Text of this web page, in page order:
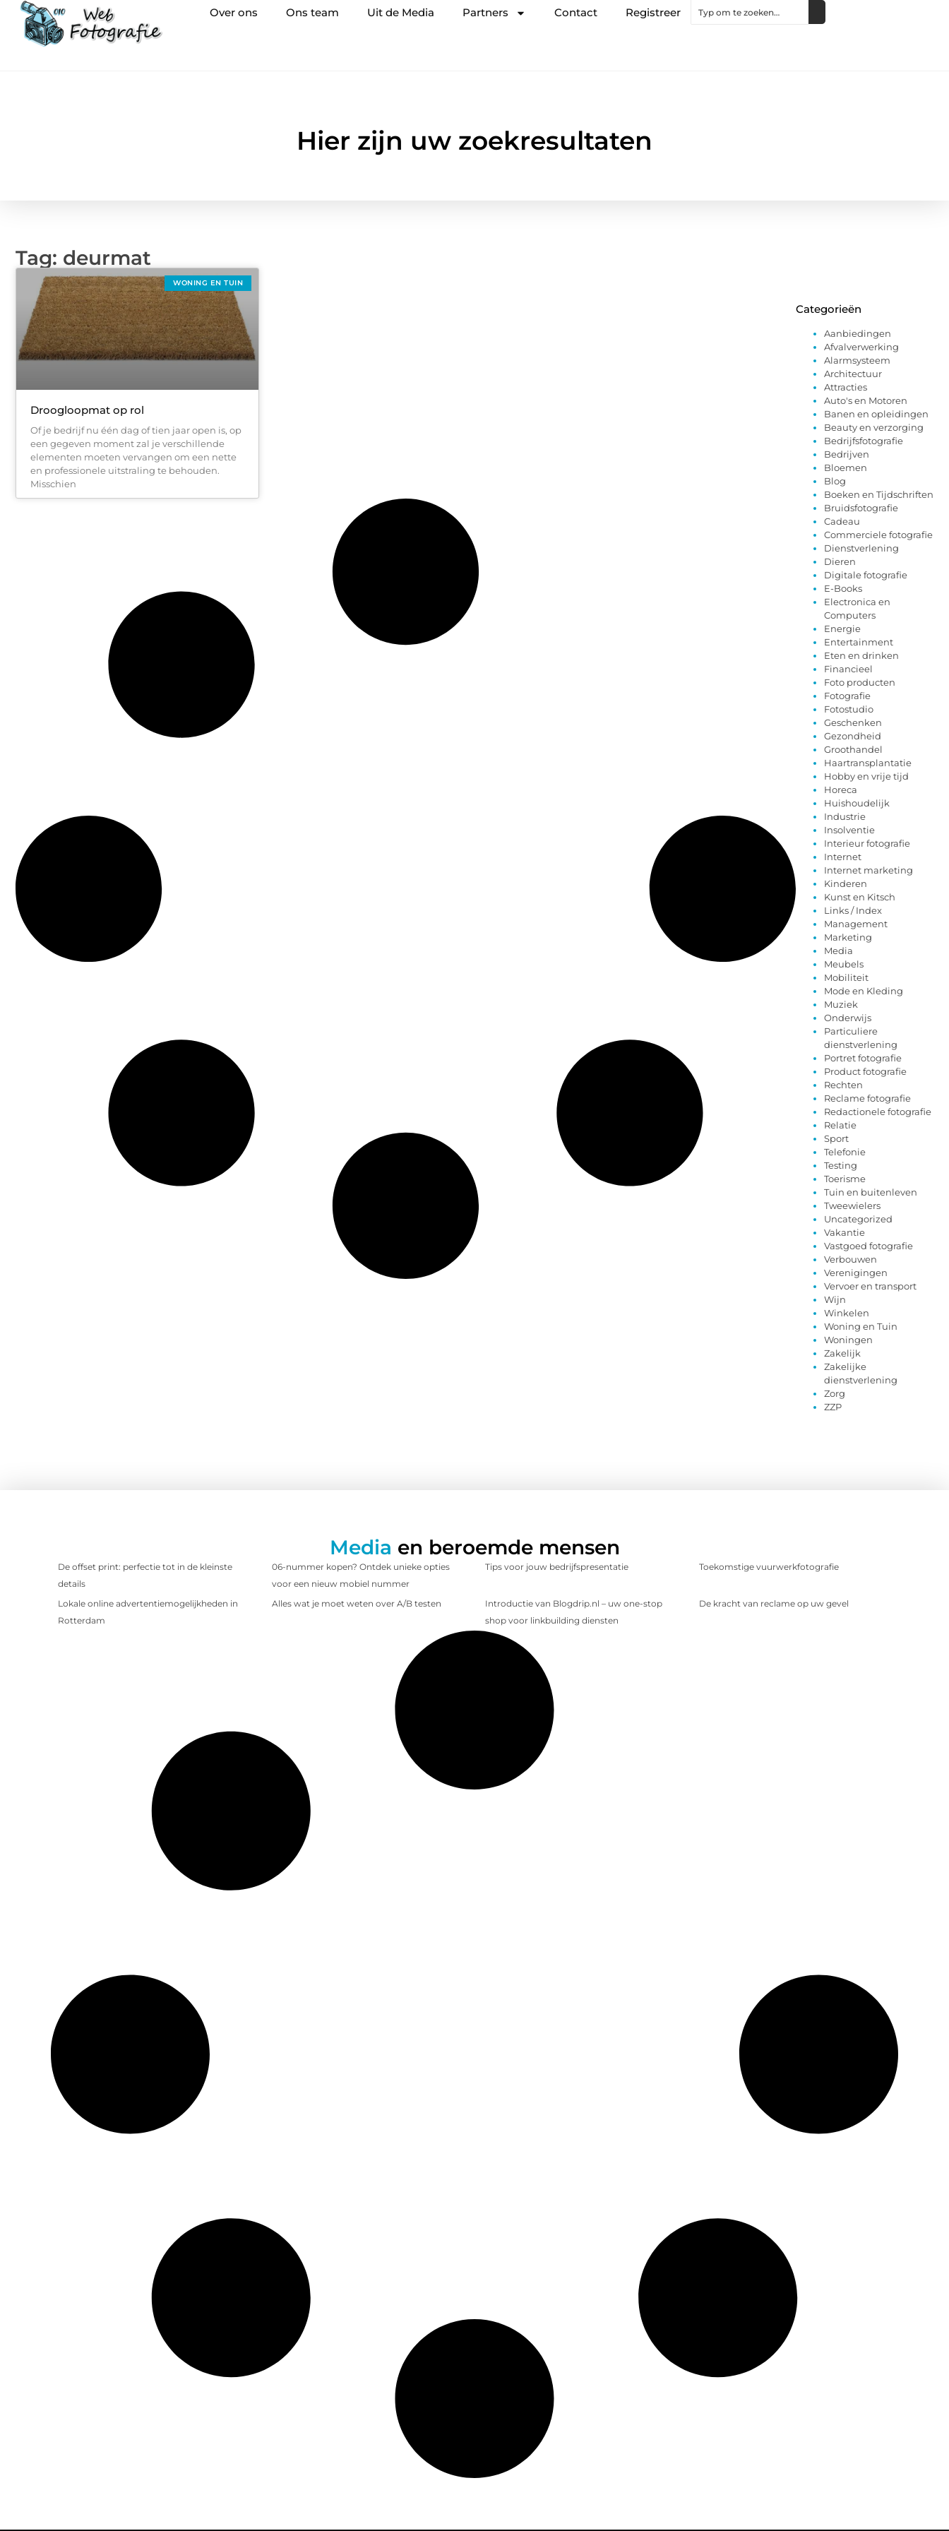
Over ons Ons team Uit de Media Partners Contact Registreer
Hier zijn uw zoekresultaten
Tag: deurmat
WONING EN TUIN
Droogloopmat op rol
Of je bedrijf nu één dag of tien jaar open is, op
een gegeven moment zal je verschillende
elementen moeten vervangen om een ​​nette
en professionele uitstraling te behouden.
Misschien
Categorieën
Aanbiedingen
Afvalverwerking
Alarmsysteem
Architectuur
Attracties
Auto's en Motoren
Banen en opleidingen
Beauty en verzorging
Bedrijfsfotografie
Bedrijven
Bloemen
Blog
Boeken en Tijdschriften
Bruidsfotografie
Cadeau
Commerciele fotografie
Dienstverlening
Dieren
Digitale fotografie
E-Books
Electronica en
Computers
Energie
Entertainment
Eten en drinken
Financieel
Foto producten
Fotografie
Fotostudio
Geschenken
Gezondheid
Groothandel
Haartransplantatie
Hobby en vrije tijd
Horeca
Huishoudelijk
Industrie
Insolventie
Interieur fotografie
Internet
Internet marketing
Kinderen
Kunst en Kitsch
Links / Index
Management
Marketing
Media
Meubels
Mobiliteit
Mode en Kleding
Muziek
Onderwijs
Particuliere
dienstverlening
Portret fotografie
Product fotografie
Rechten
Reclame fotografie
Redactionele fotografie
Relatie
Sport
Telefonie
Testing
Toerisme
Tuin en buitenleven
Tweewielers
Uncategorized
Vakantie
Vastgoed fotografie
Verbouwen
Verenigingen
Vervoer en transport
Wijn
Winkelen
Woning en Tuin
Woningen
Zakelijk
Zakelijke
dienstverlening
Zorg
ZZP
Media en beroemde mensen
De offset print: perfectie tot in de kleinste
details
06-nummer kopen? Ontdek unieke opties
voor een nieuw mobiel nummer
Tips voor jouw bedrijfspresentatie Toekomstige vuurwerkfotografie
Lokale online advertentiemogelijkheden in
Rotterdam
Alles wat je moet weten over A/B testen
Introductie van Blogdrip.nl – uw one-stop
shop voor linkbuilding diensten
De kracht van reclame op uw gevel